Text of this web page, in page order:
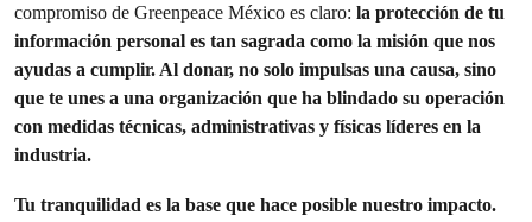
compromiso de Greenpeace México es claro: la protección de tu
información personal es tan sagrada como la misión que nos
ayudas a cumplir. Al donar, no solo impulsas una causa, sino
que te unes a una organización que ha blindado su operación
con medidas técnicas, administrativas y físicas líderes en la
industria.
Tu tranquilidad es la base que hace posible nuestro impacto.